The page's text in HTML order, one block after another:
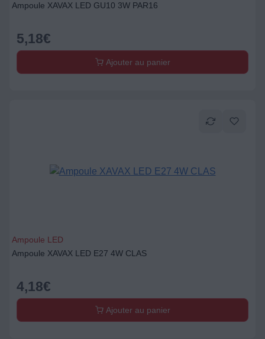
Ampoule XAVAX LED GU10 3W PAR16
5,18€
Ajouter au panier
Ampoule LED
Ampoule XAVAX LED E27 4W CLAS
4,18€
Ajouter au panier